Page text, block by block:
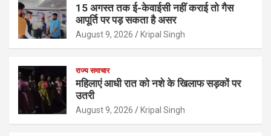
15 अगस्त तक ई-केवाईसी नहीं कराई तो गैस
आपूर्ति पर पड़ सकता है असर
August 9, 2026 Kripal Singh
राज्य समाचार
महिलाएं आधी रात को नशे के खिलाफ सड़कों पर
उतरी
August 9, 2026 Kripal Singh